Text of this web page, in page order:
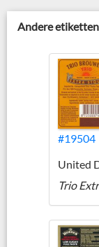
Andere
#19504
United
Trio